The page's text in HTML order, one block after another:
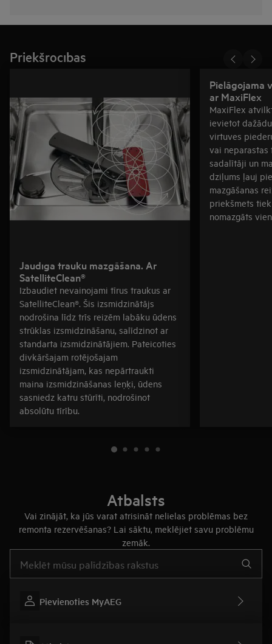
Priekšrocības
Jaudīga trauku mazgāšana. Ar
SatelliteClean®
Izbaudiet nevainojami tīrus traukus ar
SatelliteClean®. Šis izsmidzinātājs
nodrošina līdz trīs reizēm labāku ūdens
strūklas izsmidzināšanu, salīdzinot ar
standarta izsmidzinātājiem. Pateicoties
divkāršajam rotējošajam
izsmidzinātājam, kas nepārtraukti
maina izsmidzināšanas leņķi, ūdens
sasniedz katru stūrīti, nodrošinot
absolūtu tīrību.
Pielāgojama
ar MaxiFlex
MaxiFlex
ievietot
virtuves
vai neparastas
sadalītāji un
dziļums ļauj
mazgāšanas
priekšmets
nomazgāts
Atbalsts
Vai zinājāt, ka jūs varat atrisināt nelielas problēmas bez
remonta rezervēšanas? Lai sāktu, meklējiet savu problēmu
zemāk.
Pievienoties MyAEG